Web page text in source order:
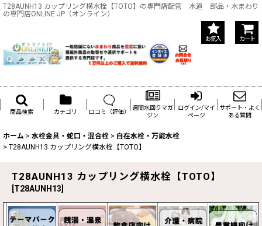
T28AUNH13 カップリング横水栓【TOTO】の専門店配管 水道 部品・水まわり
の専門店ONLINE JP（オンライン）
お気入 カート
商品検索 カテゴリ 口コミ（評価）
週間水回りマガ
ジン
ログイン/マイ
ページ
サポート・よく
ある質問
ホーム > 水栓金具・蛇口・混合栓 > 自在水栓・万能水栓
> T28AUNH13 カップリング横水栓【TOTO】
T28AUNH13 カップリング横水栓【TOTO】
T28AUNH13